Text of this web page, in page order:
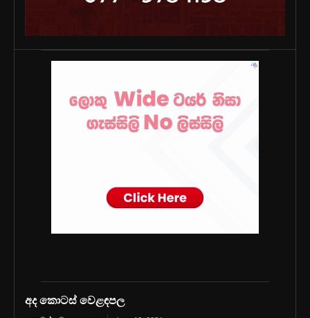
අද කොටස් වෙළඳපල